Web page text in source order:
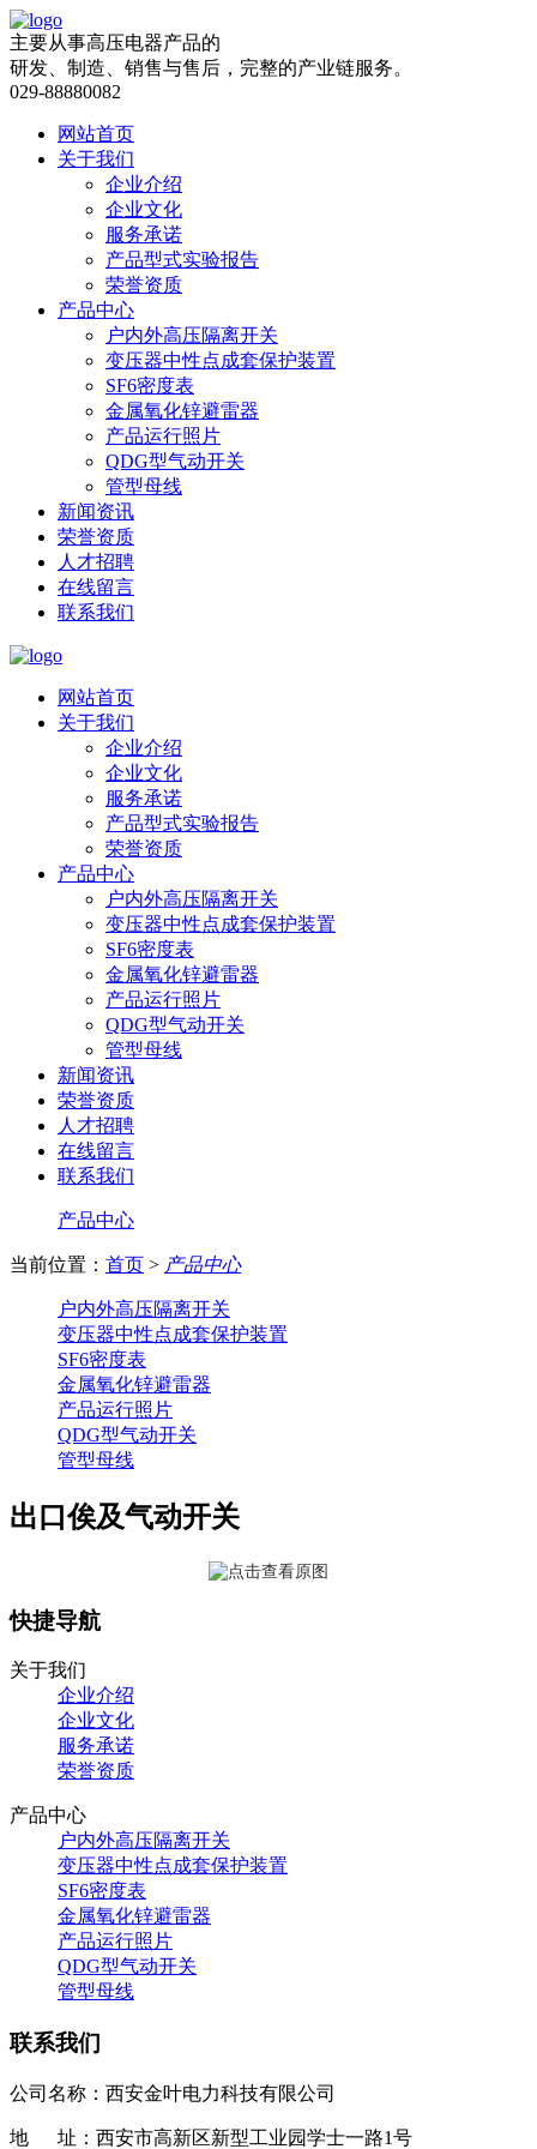
主要从事高压电器产品的
研发、制造、销售与售后，完整的产业链服务。
029-88880082
网站首页
关于我们
企业介绍
企业文化
服务承诺
产品型式实验报告
荣誉资质
产品中心
户内外高压隔离开关
变压器中性点成套保护装置
SF6密度表
金属氧化锌避雷器
产品运行照片
QDG型气动开关
管型母线
新闻资讯
荣誉资质
人才招聘
在线留言
联系我们
网站首页
关于我们
企业介绍
企业文化
服务承诺
产品型式实验报告
荣誉资质
产品中心
户内外高压隔离开关
变压器中性点成套保护装置
SF6密度表
金属氧化锌避雷器
产品运行照片
QDG型气动开关
管型母线
新闻资讯
荣誉资质
人才招聘
在线留言
联系我们
产品中心
当前位置： 首页 > 产品中心
户内外高压隔离开关
变压器中性点成套保护装置
SF6密度表
金属氧化锌避雷器
产品运行照片
QDG型气动开关
管型母线
出口俟及气动开关
快捷导航
关于我们
企业介绍
企业文化
服务承诺
荣誉资质
产品中心
户内外高压隔离开关
变压器中性点成套保护装置
SF6密度表
金属氧化锌避雷器
产品运行照片
QDG型气动开关
管型母线
联系我们
公司名称：西安金叶电力科技有限公司
地 址：西安市高新区新型工业园学士一路1号